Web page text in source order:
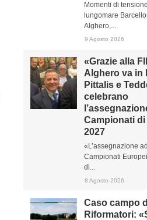
Momenti di
lungomare
Alghero,...
9 Agosto 2026
«Grazie alla
Alghero va in
Pittalis e
celebrano
Campionati
2027
«L’assegnazione
Campionati
di...
8 Agosto 2026
Caso campo
Riformatori: